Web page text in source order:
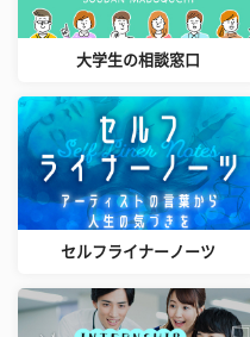
大学生の相談窓口
セルフライナーノーツ